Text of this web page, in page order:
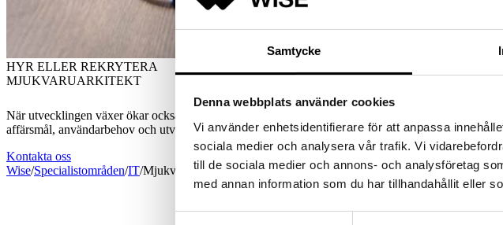
Samtycke
Denna webbplats använder cookies
Vi använder enhetsidentifierare för att anpassa
sociala medier och analysera vår trafik. Vi
till de sociala medier och annons- och analysföretag
med annan information som du har tillhandahållit eller
HYR ELLER REKRYTERA
MJUKVARUARKITEKT
När utvecklingen växer ökar också kraven på struktur, skalbarhet och långsiktiga tekniska beslut.
affärsmål, användarbehov och utveckling kan mötas.
Kontakta oss
Wise/Specialistområden/IT/Mjukvaruarkitekt